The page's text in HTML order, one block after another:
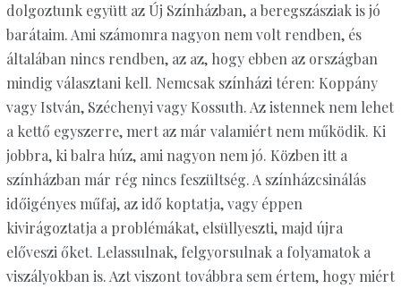
dolgoztunk együtt az Új Színházban, a beregszásziak is jó
barátaim. Ami számomra nagyon nem volt rendben, és
általában nincs rendben, az az, hogy ebben az országban
mindig választani kell. Nemcsak színházi téren: Koppány
vagy István, Széchenyi vagy Kossuth. Az istennek nem lehet
a kettő egyszerre, mert az már valamiért nem működik. Ki
jobbra, ki balra húz, ami nagyon nem jó. Közben itt a
színházban már rég nincs feszültség. A színházcsinálás
időigényes műfaj, az idő koptatja, vagy éppen
kivirágoztatja a problémákat, elsüllyeszti, majd újra
előveszi őket. Lelassulnak, felgyorsulnak a folyamatok a
viszályokban is. Azt viszont továbbra sem értem, hogy miért